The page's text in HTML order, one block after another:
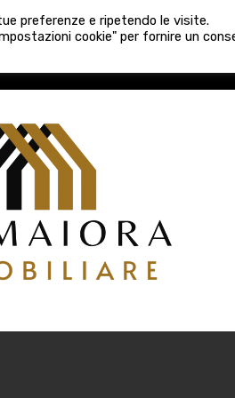
LOCAZIONI ATTIVITÀ
080 3759025
preferenze e ripetendo le visite.
cookie" per fornire un